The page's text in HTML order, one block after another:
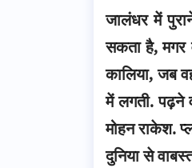
जालंधर में
सकता है, मगर
कालिया, जब
में लगती. पढ़ने
मोहन राकेश.
दुनिया से